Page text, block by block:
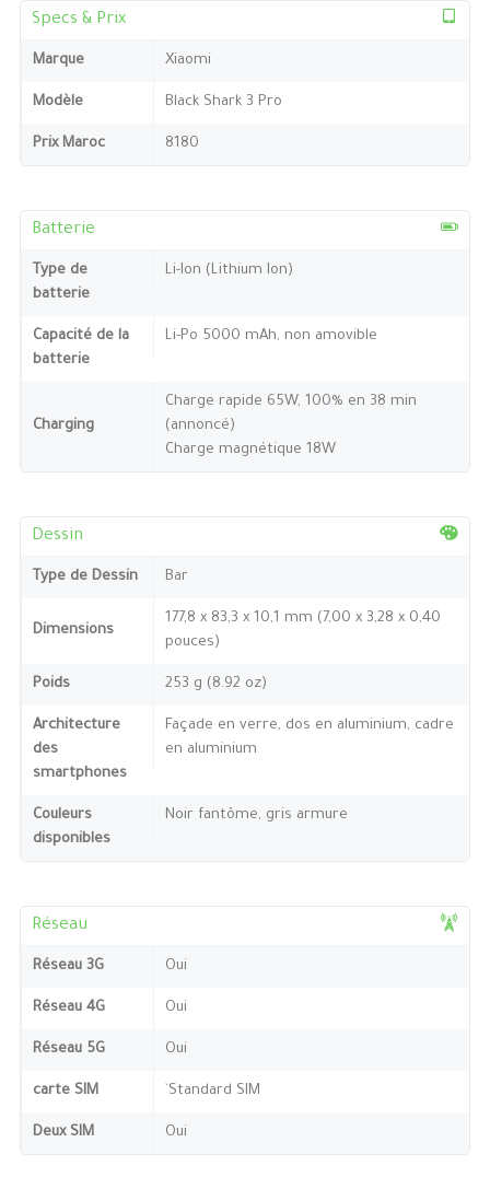
Specs & Prix
Marque Xiaomi
Modèle Black Shark 3 Pro
Prix Maroc 8180
Batterie
Type de
batterie
Li-Ion (Lithium Ion)
Capacité de la
batterie
Li-Po 5000 mAh, non amovible
Charging
Charge rapide 65W, 100% en 38 min
(annoncé)
Charge magnétique 18W
Dessin
Type de Dessin Bar
Dimensions
177,8 x 83,3 x 10,1 mm (7,00 x 3,28 x 0,40
pouces)
Poids 253 g (8.92 oz)
Architecture
des
smartphones
Façade en verre, dos en aluminium, cadre
en aluminium
Couleurs
disponibles
Noir fantôme, gris armure
Réseau
Réseau 3G Oui
Réseau 4G Oui
Réseau 5G Oui
carte SIM `Standard SIM
Deux SIM Oui